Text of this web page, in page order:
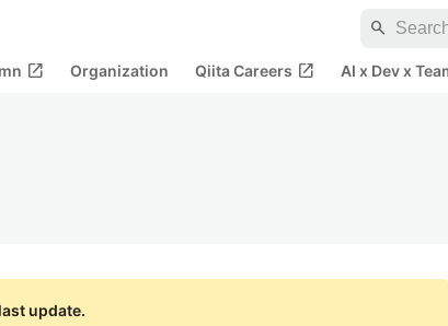
search
open_in_new Organization Qiita Careers open_in_new AI x Dev x
update.